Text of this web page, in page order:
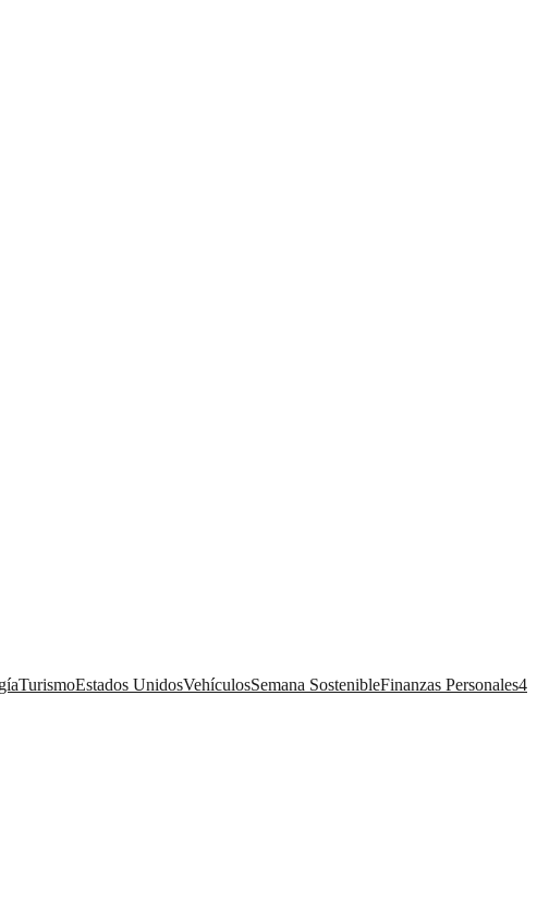
TurismoEstados UnidosVehículosSemana SostenibleFinanzas Personales4